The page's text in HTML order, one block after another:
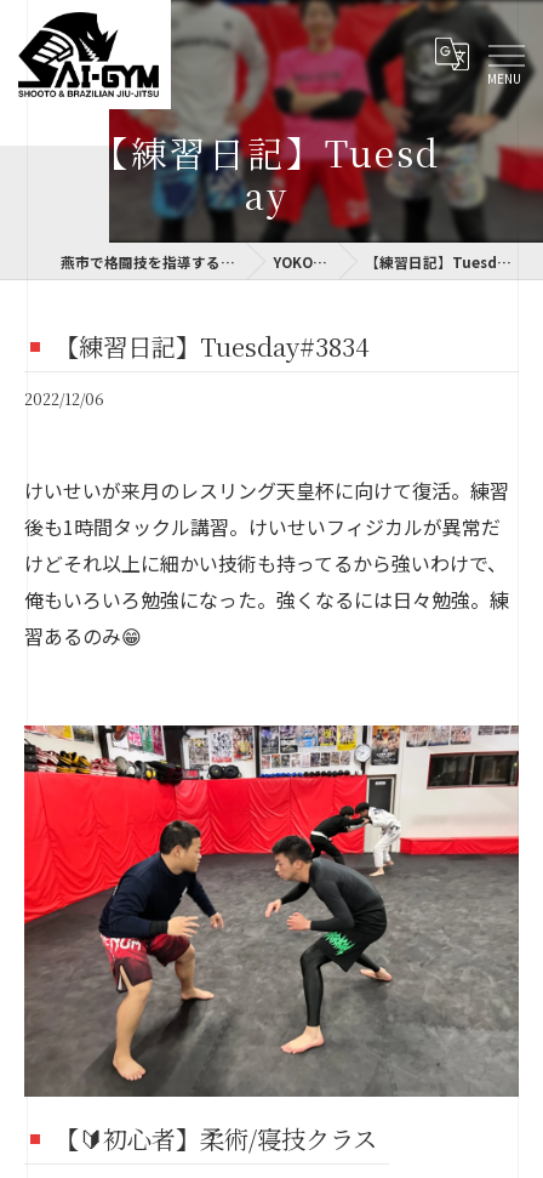
【練習日記】Tuesd
ay
燕市で格闘技を指導するSAI-GYM YOKOLOG 【練習日記】Tuesday#3834
【練習日記】Tuesday#3834
2022/12/06
けいせいが来月のレスリング天皇杯に向けて復活。練習
後も1時間タックル講習。けいせいフィジカルが異常だ
けどそれ以上に細かい技術も持ってるから強いわけで、
俺もいろいろ勉強になった。強くなるには日々勉強。練
習あるのみ😁
【🔰初心者】柔術/寝技クラス